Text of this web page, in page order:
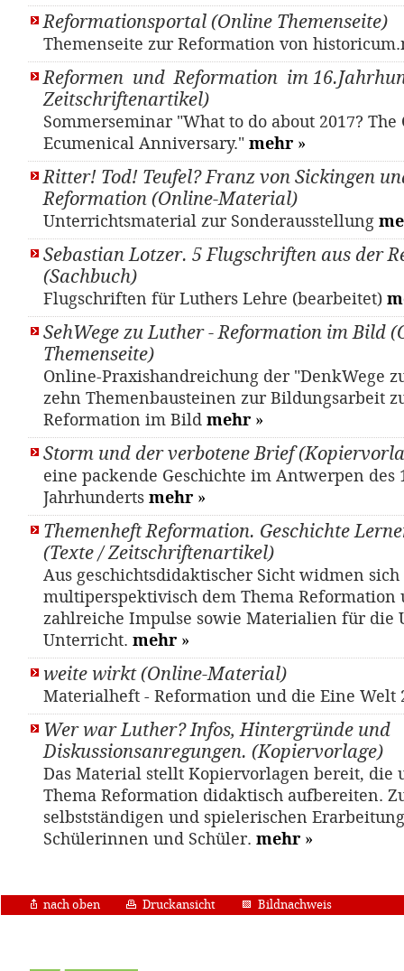
Reformationsportal (Online Themenseite)
Themenseite zur Reformation von
Reformen und Reformation im
Zeitschriftenartikel)
Sommerseminar "What to do about 2017?
Ecumenical Anniversary." mehr »
Ritter! Tod! Teufel? Franz von Sickingen
Reformation (Online-Material)
Unterrichtsmaterial zur Sonderausstellung
Sebastian Lotzer. 5 Flugschriften aus der
(Sachbuch)
Flugschriften für Luthers Lehre (bearbeitet)
SehWege zu Luther - Reformation im Bild
Themenseite)
Online-Praxishandreichung der "DenkWege
zehn Themenbausteinen zur Bildungsarbeit
Reformation im Bild mehr »
Storm und der verbotene Brief
eine packende Geschichte im Antwerpen des
Jahrhunderts mehr »
Themenheft Reformation. Geschichte
(Texte / Zeitschriftenartikel)
Aus geschichtsdidaktischer Sicht widmen
multiperspektivisch dem Thema
zahlreiche Impulse sowie Materialien für die
Unterricht. mehr »
weite wirkt (Online-Material)
Materialheft - Reformation und die Eine Welt
Wer war Luther? Infos, Hintergründe und
Diskussionsanregungen. (Kopiervorlage)
Das Material stellt Kopiervorlagen bereit, die
Thema Reformation didaktisch aufbereiten.
selbstständigen und spielerischen
Schülerinnen und Schüler. mehr »
nach oben Druckansicht Bildnachweis